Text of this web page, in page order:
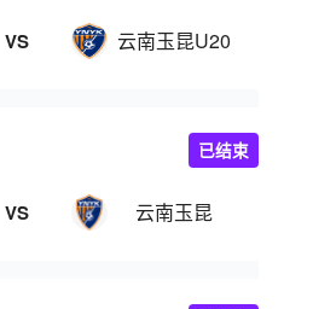
VS 云南玉昆U20
VS 云南玉昆
已结束